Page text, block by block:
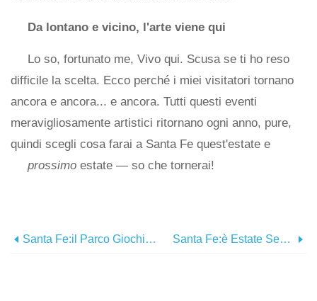
Da lontano e vicino, l'arte viene qui
Lo so, fortunato me, Vivo qui. Scusa se ti ho reso
difficile la scelta. Ecco perché i miei visitatori tornano
ancora e ancora... e ancora. Tutti questi eventi
meravigliosamente artistici ritornano ogni anno, pure,
quindi scegli cosa farai a Santa Fe quest'estate e
prossimo estate — so che tornerai!
Santa Fe:il Parco Giochi Perfetto Santa Fe:è Estate Sensazionale